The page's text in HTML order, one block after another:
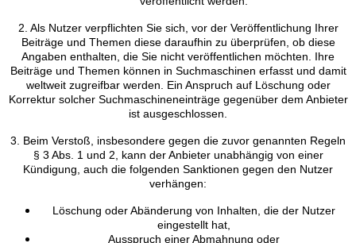
2. Als Nutzer verpflichten Sie sich, vor der Veröffentlichung Ihrer
Beiträge und Themen diese daraufhin zu überprüfen, ob diese
Angaben enthalten, die Sie nicht veröffentlichen möchten. Ihre
Beiträge und Themen können in Suchmaschinen erfasst und damit
weltweit zugreifbar werden. Ein Anspruch auf Löschung oder
Korrektur solcher Suchmaschineneinträge gegenüber dem Anbieter
ist ausgeschlossen.
3. Beim Verstoß, insbesondere gegen die zuvor genannten Regeln
§ 3 Abs. 1 und 2, kann der Anbieter unabhängig von einer
Kündigung, auch die folgenden Sanktionen gegen den Nutzer
verhängen:
Löschung oder Abänderung von Inhalten, die der Nutzer
eingestellt hat,
Ausspruch einer Abmahnung oder